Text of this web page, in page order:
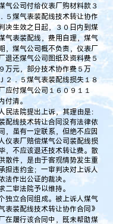
气公司付给仪表厂购材料款３
５煤气表装配线技术转让协作
决生效之日起，３０日内到煤
气表装配线，费用自理，煤气
，煤气公司概不负责，仪表厂
退还煤气公司图纸及资料费５
万元，部分技术协作费５万
２．５煤气表装配线损失１８
应付煤气公司１６０９１１
付清。
法院提出上诉，其理由是：
配线技术转让合同没有法律依
，虽有一定联系，但绝不应因
仪表厂赔偿煤气公司装配线损
，不应该退还技术转让费。散
散件，是由于客观情势发生重
担违约金；一审判决对上诉人
作出公证的裁决。
审法院予以维持。
立合同组成。被上诉人煤气
装配线技术转让协作合同》
在履行该合同中，既未帮助煤